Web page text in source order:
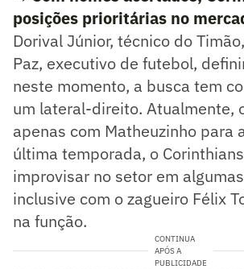
posições prioritárias no
Dorival Júnior, técnico do
Paz, executivo de futebol,
neste momento, a busca tem
um lateral-direito. Atualmente,
apenas com Matheuzinho para
última temporada, o
improvisar no setor em
inclusive com o zagueiro Félix
na função.
CONTINUA
APÓS A
PUBLICIDADE